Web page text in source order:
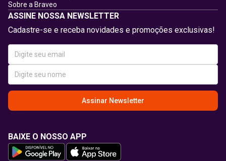
Sobre a Braveo
ASSINE NOSSA NEWSLETTER
Cadastre-se e receba novidades e promoções exclusivas!
Assinar Newsletter
BAIXE O NOSSO APP